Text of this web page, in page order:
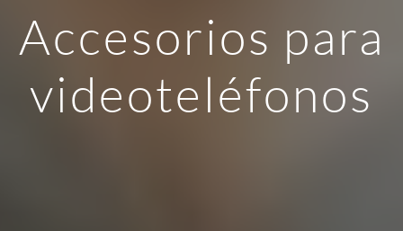
Accesorios para
videoteléfonos